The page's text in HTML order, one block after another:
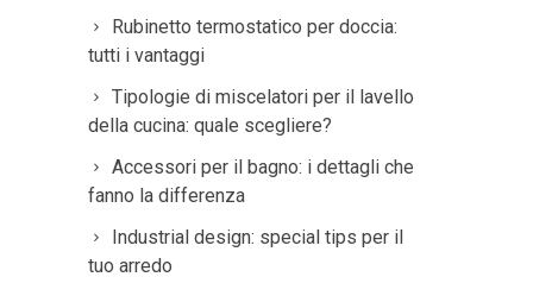
Rubinetto termostatico per doccia:
tutti i vantaggi
Tipologie di miscelatori per il lavello
della cucina: quale scegliere?
Accessori per il bagno: i dettagli che
fanno la differenza
Industrial design: special tips per il
tuo arredo